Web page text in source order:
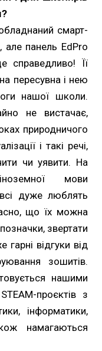
смарт-
але панель EdPro
справедливо! Її
пересувна і нею
нашої школи.
не вистачає,
природничого
і такі речі,
чи уявити. На
мови
дуже люблять
що їх можна
звертати
гарні відгуки від
зошитів.
нашими
проєктів з
інформатики,
намагаються